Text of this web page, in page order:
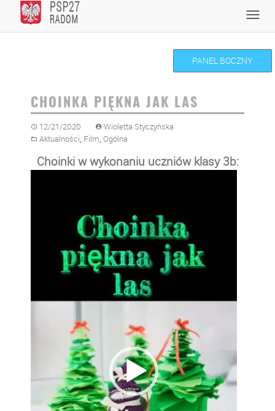
content
PANEL BOCZNY
CHOINKA PIĘKNA JAK LAS
12/21/2020
Wioletta Styczyńska
Aktualności, Film, Ogólna
Choinki w wykonaniu uczniów klasy 3b: